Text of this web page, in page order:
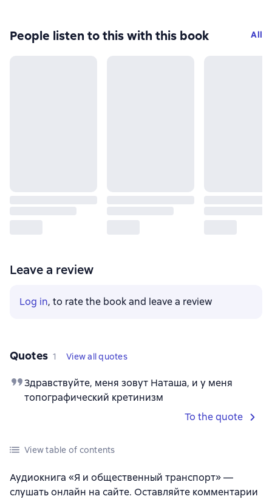
People listen to this with this book All
Leave a review
Log in, to rate the book and leave a review
Quotes 1 View all quotes
Здравствуйте, меня зовут Наташа, и у меня
топографический кретинизм
To the quote
View table of contents
Аудиокнига «Я и общественный транспорт» —
слушать онлайн на сайте. Оставляйте комментарии